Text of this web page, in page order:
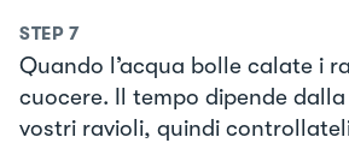
STEP 7
Quando l’acqua bolle calate i
cuocere. Il tempo dipende
vostri ravioli, quindi